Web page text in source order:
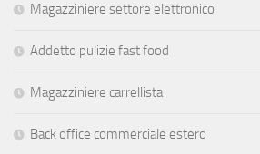
Magazziniere settore elettronico
Addetto pulizie fast food
Magazziniere carrellista
Back office commerciale estero